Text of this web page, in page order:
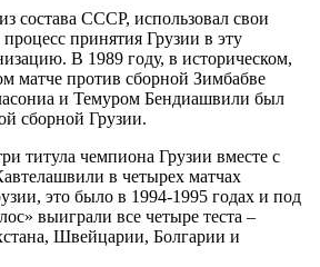
состава СССР, использовал свои
принятия Грузии в эту
В 1989 году, в историческом,
матче против сборной Зимбабве
и Темуром Бендиашвили был
сборной Грузии.
титула чемпиона Грузии вместе с
в четырех матчах
это было в 1994-1995 годах и под
выиграли все четыре теста –
Швейцарии, Болгарии и